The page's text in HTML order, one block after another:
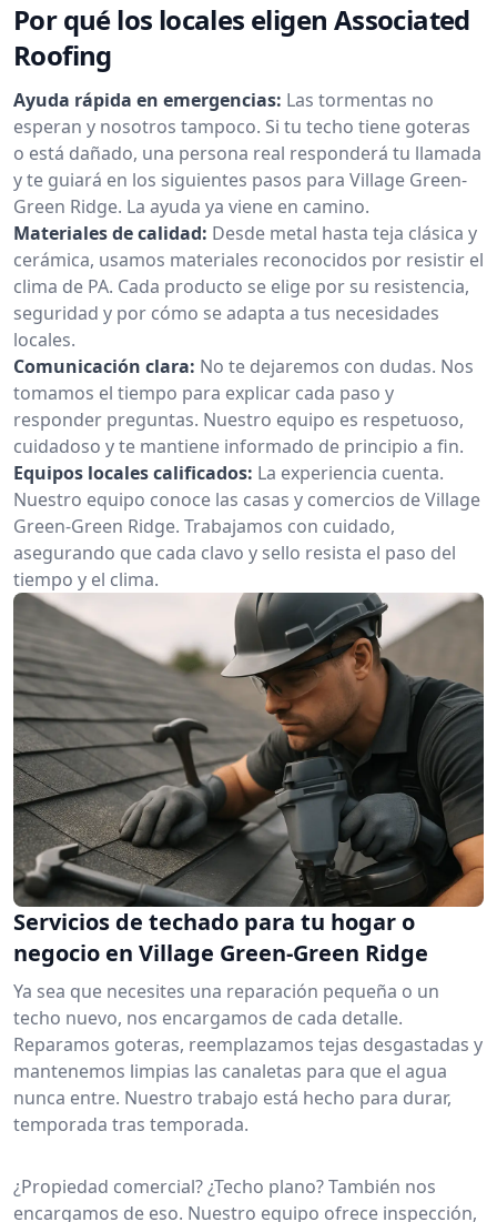
Por qué los locales eligen Associated
Roofing
Ayuda rápida en emergencias: Las tormentas no
esperan y nosotros tampoco. Si tu techo tiene goteras
o está dañado, una persona real responderá tu llamada
y te guiará en los siguientes pasos para Village Green-
Green Ridge. La ayuda ya viene en camino.
Materiales de calidad: Desde metal hasta teja clásica y
cerámica, usamos materiales reconocidos por resistir el
clima de PA. Cada producto se elige por su resistencia,
seguridad y por cómo se adapta a tus necesidades
locales.
Comunicación clara: No te dejaremos con dudas. Nos
tomamos el tiempo para explicar cada paso y
responder preguntas. Nuestro equipo es respetuoso,
cuidadoso y te mantiene informado de principio a fin.
Equipos locales calificados: La experiencia cuenta.
Nuestro equipo conoce las casas y comercios de Village
Green-Green Ridge. Trabajamos con cuidado,
asegurando que cada clavo y sello resista el paso del
tiempo y el clima.
Servicios de techado para tu hogar o
negocio en Village Green-Green Ridge
Ya sea que necesites una reparación pequeña o un
techo nuevo, nos encargamos de cada detalle.
Reparamos goteras, reemplazamos tejas desgastadas y
mantenemos limpias las canaletas para que el agua
nunca entre. Nuestro trabajo está hecho para durar,
temporada tras temporada.
¿Propiedad comercial? ¿Techo plano? También nos
encargamos de eso. Nuestro equipo ofrece inspección,